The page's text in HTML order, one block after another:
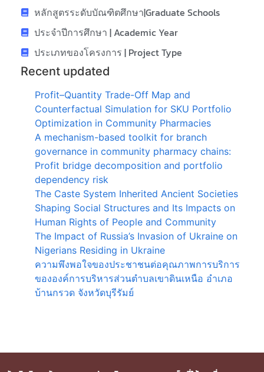
หลักสูตรระดับบัณฑิตศึกษา|Graduate Schools
ประจำปีการศึกษา | Academic Year
ประเภทของโครงการ | Project Type
Recent updated
Profit–Quantity Trade-Off Map and
Counterfactual Simulation for SKU Portfolio
Optimization in Community Pharmacies
A mechanism-based toolkit for branch
governance in community pharmacy chains:
Profit bridge decomposition and portfolio
dependency risk
The Caste System Inherited Ancient Societies
Shaping Social Structures and Its Impacts on
Human Rights of People and Community
The Impact of Russia’s Invasion of Ukraine on
Nigerians Residing in Ukraine
ความพึงพอใจของประชาชนต่อคุณภาพการบริการ
ขององค์การบริหารส่วนตำบลเขาดินเหนือ อำเภอ
บ้านกรวด จังหวัดบุรีรัมย์